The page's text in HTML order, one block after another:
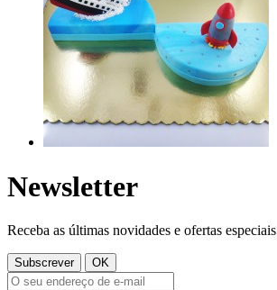
Newsletter
Receba as últimas novidades e ofertas especiais